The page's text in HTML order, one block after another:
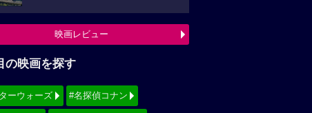
映画レビュー
の映画を探す
ーウォーズ #名探偵コナン